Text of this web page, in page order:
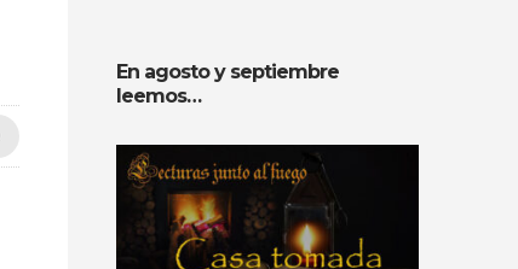
En agosto y septiembre
leemos…